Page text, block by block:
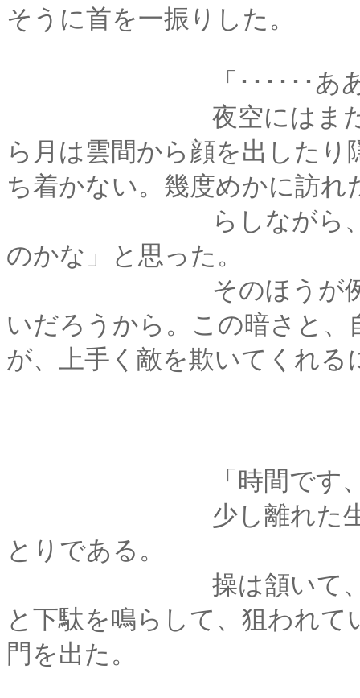
そうに首を一振りした。
「･･････ああ、ま
夜空にはまだらに雲
ら月は雲間から顔を出した
ち着かない。幾度めかに訪れ
らしながら、操は「
のかな」と思った。
そのほうが例の「変
いだろうから。この暗さと
が、上手く敵を欺いてくれる
「時間です、ど
少し離れた生垣から
とりである。
操は頷いて、小さく
と下駄を鳴らして、狙われ
門を出た。